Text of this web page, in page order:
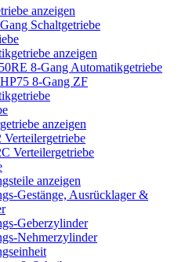
anzeigen
Schaltgetriebe
anzeigen
8-Gang Automatikgetriebe
8-Gang ZF
anzeigen
Verteilergetriebe
Verteilergetriebe
anzeigen
Gestänge, Ausrücklager &
Geberzylinder
Nehmerzylinder